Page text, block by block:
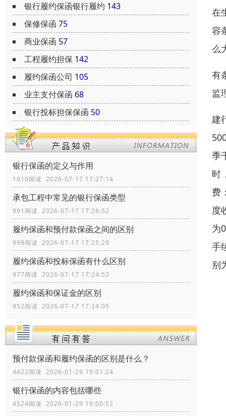
银行履约保函银行履约 143
保修保函 75
商业保函 57
工程履约担保 142
履约保函公司 105
业主支付保函 68
银行投标担保保函 50
银行保函的定义与作用
1010阅读 2026-07-17 17:27:14
承包工程中常见的银行保函类型
991阅读 2026-07-17 17:26:52
履约保函和预付款保函之间的区别
998阅读 2026-07-17 17:25:29
履约保函和投标保函有什么区别
977阅读 2026-07-17 17:24:52
履约保函和保证金的区别
952阅读 2026-07-17 17:24:05
预付款保函和履约保函的区别是什么？
4422阅读 2026-01-29 19:01:24
银行保函的内容包括哪些
4524阅读 2026-01-29 19:00:52
在
容
么
有
监
建
季
时
费
度
为
手
别